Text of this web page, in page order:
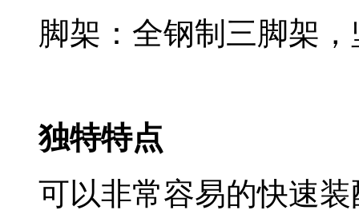
脚架：全钢制三脚架
独特特点
可以非常容易的快速